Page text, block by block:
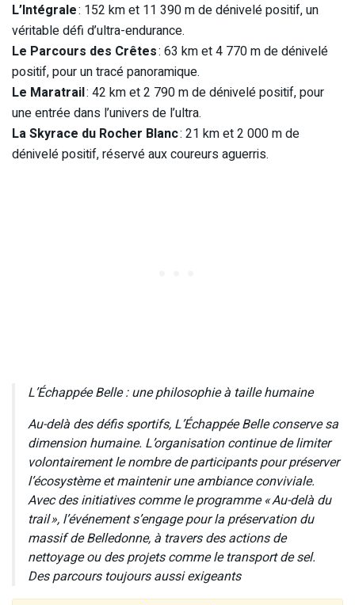
L’Intégrale: 152 km et 11 390 m de dénivelé positif, un
véritable défi d’ultra-endurance.
Le Parcours des Crêtes: 63 km et 4 770 m de dénivelé
positif, pour un tracé panoramique.
Le Maratrail: 42 km et 2 790 m de dénivelé positif, pour
une entrée dans l’univers de l’ultra.
La Skyrace du Rocher Blanc: 21 km et 2 000 m de
dénivelé positif, réservé aux coureurs aguerris.
L’Échappée Belle : une philosophie à taille humaine
Au-delà des défis sportifs, L’Échappée Belle conserve sa
dimension humaine. L’organisation continue de limiter
volontairement le nombre de participants pour préserver
l’écosystème et maintenir une ambiance conviviale.
Avec des initiatives comme le programme « Au-delà du
trail », l’événement s’engage pour la préservation du
massif de Belledonne, à travers des actions de
nettoyage ou des projets comme le transport de sel.
Des parcours toujours aussi exigeants